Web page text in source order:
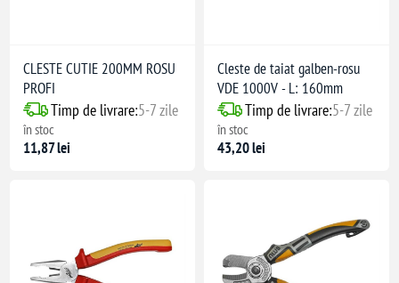
CLESTE CUTIE 200MM ROSU
PROFI
Timp de livrare:5-7 zile
în stoc
11,87 lei
Cleste de taiat galben-rosu
VDE 1000V - L: 160mm
Timp de livrare:5-7 zile
în stoc
43,20 lei